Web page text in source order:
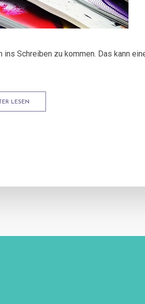
ins Schreiben zu kommen. Das kann
LESEN